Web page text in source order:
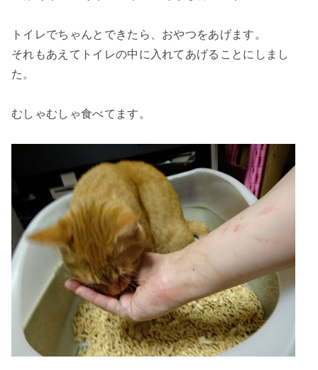
トイレでちゃんとできたら、おやつをあげます。
それもあえてトイレの中に入れてあげることにしまし
た。
むしゃむしゃ食べてます。